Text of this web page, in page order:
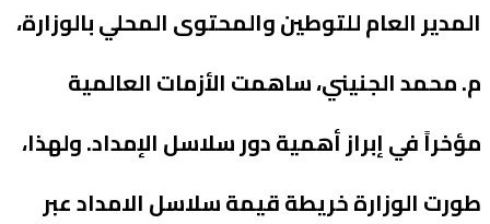
المدير العام للتوطين والمحتوى المحلي بالوزارة،
م. محمد الجنيني، ساهمت الأزمات العالمية
مؤخراً في إبراز أهمية دور سلاسل الإمداد. ولهذا،
طورت الوزارة خريطة قيمة سلاسل الامداد عبر